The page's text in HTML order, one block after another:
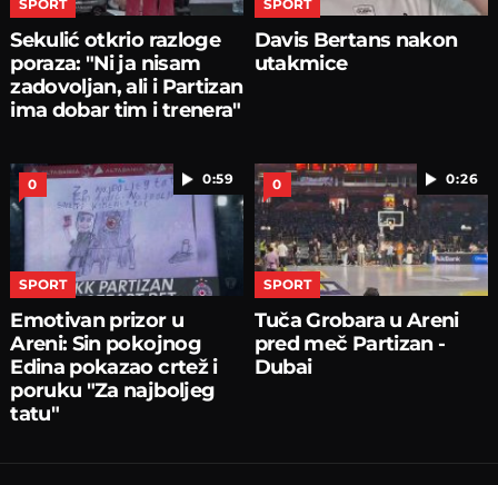
SPORT
Sekulić otkrio razloge
poraza: "Ni ja nisam
zadovoljan, ali i Partizan
ima dobar tim i trenera"
SPORT
Davis Bertans nakon
utakmice
0:59
0
SPORT
Emotivan prizor u
Areni: Sin pokojnog
Edina pokazao crtež i
poruku "Za najboljeg
tatu"
0:26
0
SPORT
Tuča Grobara u Areni
pred meč Partizan -
Dubai